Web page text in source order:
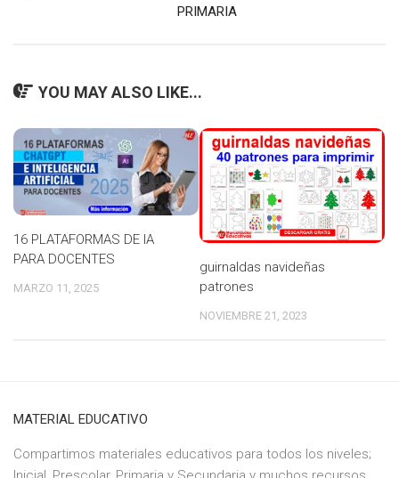
PRIMARIA
YOU MAY ALSO LIKE...
16 PLATAFORMAS DE IA
PARA DOCENTES
MARZO 11, 2025
guirnaldas navideñas
patrones
NOVIEMBRE 21, 2023
MATERIAL EDUCATIVO
Compartimos materiales educativos para todos los niveles;